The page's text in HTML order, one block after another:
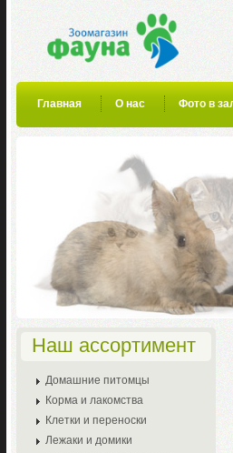
Главная О нас Фото в
Наш ассортимент
Домашние питомцы
Корма и лакомства
Клетки и переноски
Лежаки и домики